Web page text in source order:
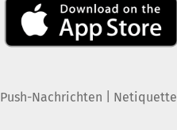
Push-Nachrichten Netiquette